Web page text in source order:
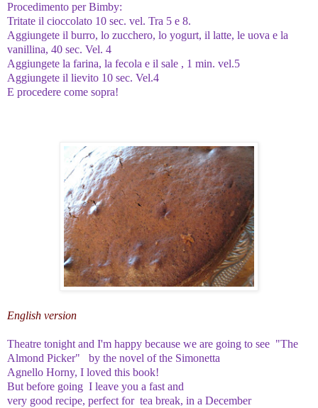
Procedimento per Bimby:
Tritate il cioccolato 10 sec. vel. Tra 5 e 8.
Aggiungete il burro, lo zucchero, lo yogurt, il latte, le uova e la
vanillina, 40 sec. Vel. 4
Aggiungete la farina, la fecola e il sale , 1 min. vel.5
Aggiungete il lievito 10 sec. Vel.4
E procedere come sopra!
English version
Theatre tonight and I'm happy because we are going to see "The
Almond Picker" by the novel of the Simonetta
Agnello Horny, I loved this book!
But before going I leave you a fast and
very good recipe, perfect for tea break, in a December